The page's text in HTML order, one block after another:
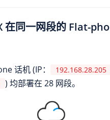
在同一网段的 Flat-
话机 (IP： 192.168.28.205
) 均部署在 28 网段。